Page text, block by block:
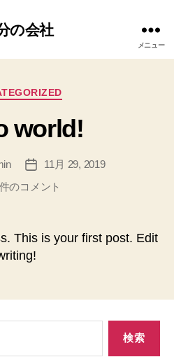
の会社
メニュー
カ
ゴ
リ
world!
投
稿
11月 29, 2019
のコメント
This is your first post. Edit